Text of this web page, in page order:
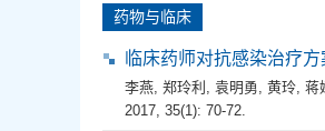
药物与临床
临床药师对抗感染治疗
李燕, 郑玲利 , 袁明勇, 黄玲, 蒋
2017, 35(1): 70-72.